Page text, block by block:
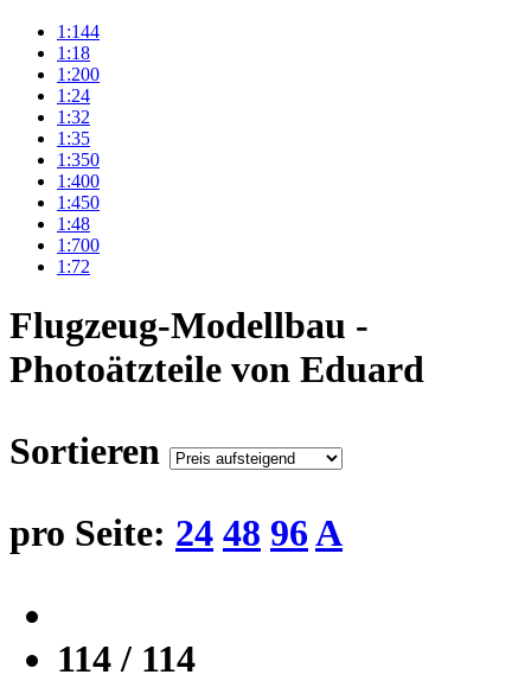
1:144
1:18
1:200
1:24
1:32
1:35
1:350
1:400
1:450
1:48
1:700
1:72
Flugzeug-Modellbau -
Photoätzteile von Eduard
Sortieren
pro Seite: 24 48 96A
114 / 114